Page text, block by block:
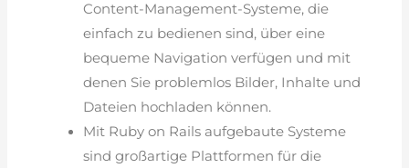
Content-Management-Systeme, die
einfach zu bedienen sind, über eine
bequeme Navigation verfügen und mit
denen Sie problemlos Bilder, Inhalte und
Dateien hochladen können.
Mit Ruby on Rails aufgebaute Systeme
sind großartige Plattformen für die